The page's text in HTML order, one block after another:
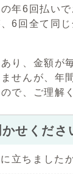
年6回払い
6回全て同
り、金額が
せんが、年
で、ご理解
せくださ
立ちました